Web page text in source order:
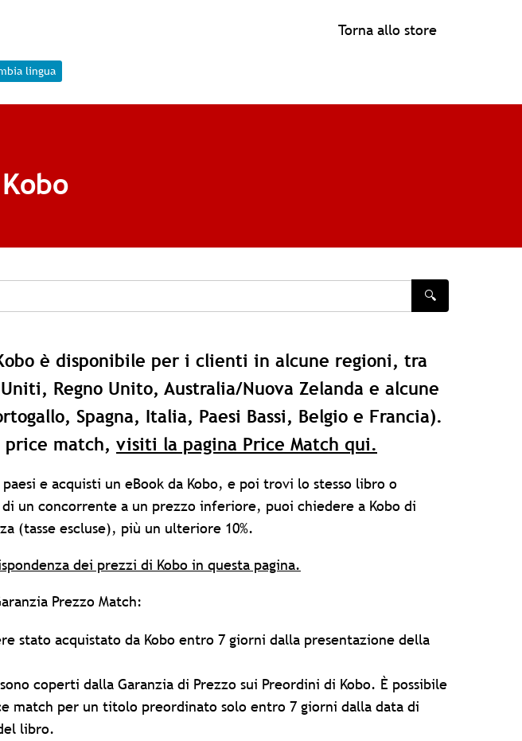
Torna allo store
lingua
🔍
è disponibile per i clienti in alcune regioni, tra
Regno Unito, Australia/Nuova Zelanda e alcune
Spagna, Italia, Paesi Bassi, Belgio e Francia).
match, visiti la pagina Price Match qui.
e acquisti un eBook da Kobo, e poi trovi lo stesso libro o
un concorrente a un prezzo inferiore, puoi chiedere a Kobo di
(tasse escluse), più un ulteriore 10%.
dei prezzi di Kobo in questa pagina.
Prezzo Match:
stato acquistato da Kobo entro 7 giorni dalla presentazione della
coperti dalla Garanzia di Prezzo sui Preordini di Kobo. È possibile
match per un titolo preordinato solo entro 7 giorni dalla data di
libro.